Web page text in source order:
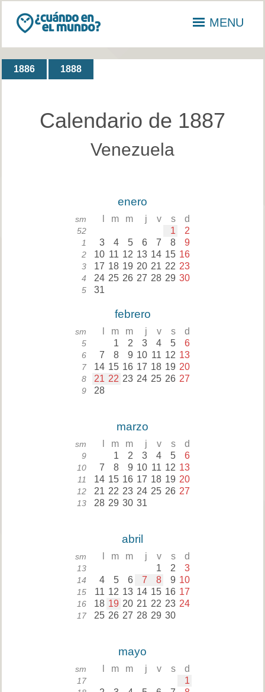
MENU
1886 1888
Calendario de 1887
Venezuela
enero
sm m m j v s d
52 1 2
1 3 4 5 6 7 8 9
2 10 11 12 13 14 15 16
3 17 18 19 20 21 22 23
4 24 25 26 27 28 29 30
5 31
febrero
sm m m j v s d
5 1 2 3 4 5 6
6 7 8 9 10 11 12 13
7 14 15 16 17 18 19 20
8 21 22 23 24 25 26 27
9 28
marzo
sm m m j v s d
9 1 2 3 4 5 6
10 7 8 9 10 11 12 13
11 14 15 16 17 18 19 20
12 21 22 23 24 25 26 27
13 28 29 30 31
abril
sm m m j v s d
13 1 2 3
14 4 5 6 7 8 9 10
15 11 12 13 14 15 16 17
16 18 19 20 21 22 23 24
17 25 26 27 28 29 30
mayo
sm m m j v s d
17 1